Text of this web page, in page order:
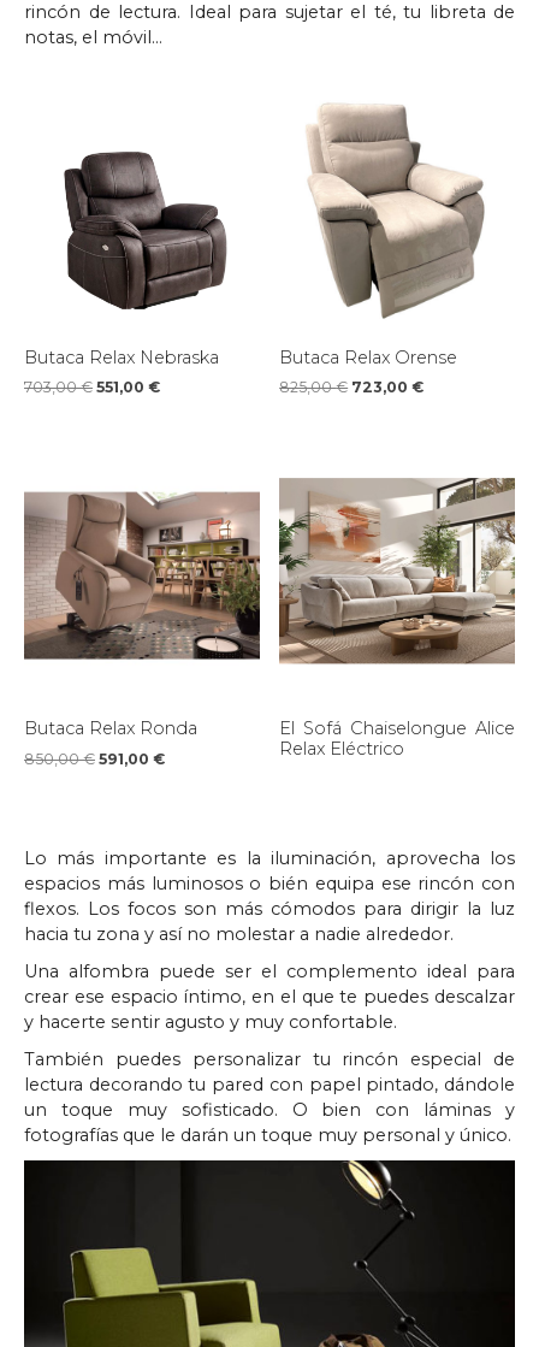
rincón de lectura. Ideal para sujetar el té, tu libreta de
notas, el móvil…
Butaca Relax Nebraska
703,00€ 551,00 €
Butaca Relax Orense
825,00€ 723,00€
Butaca Relax Ronda
850,00€ 591,00 €
El Sofá Chaiselongue Alice
Relax Eléctrico
Lo más importante es la iluminación, aprovecha los
espacios más luminosos o bién equipa ese rincón con
flexos. Los focos son más cómodos para dirigir la luz
hacia tu zona y así no molestar a nadie alrededor.
Una alfombra puede ser el complemento ideal para
crear ese espacio íntimo, en el que te puedes descalzar
y hacerte sentir agusto y muy confortable.
También puedes personalizar tu rincón especial de
lectura decorando tu pared con papel pintado, dándole
un toque muy sofisticado. O bien con láminas y
fotografías que le darán un toque muy personal y único.